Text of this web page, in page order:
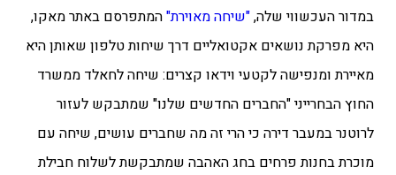
במדור העכשווי שלה,"שיחה מאוירת"המתפרסם באתר מאקו,
היא מפרקת נושאים אקטואליים דרך שיחות טלפון שאותן היא
מאיירת ומנפישה לקטעי וידאו קצרים: שיחה לחאלד ממשרד
החוץ הבחרייני "החברים החדשים שלנו" שמתבקש לעזור
לרוטנר במעבר דירה כי הרי זה מה שחברים עושים, שיחה עם
מוכרת בחנות פרחים בחג האהבה שמתבקשת לשלוח חבילת